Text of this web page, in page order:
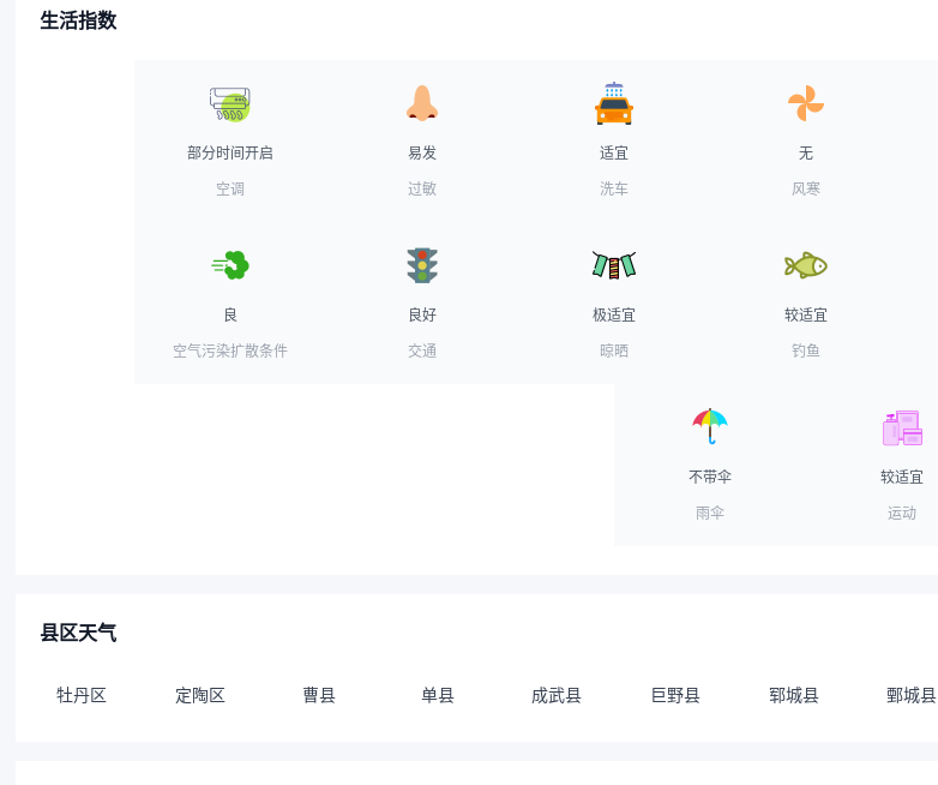
生活指数
部分时间开启
空调
易发
过敏
适宜
洗车
无
风寒
良
空气污染扩散条件
良好
交通
极适宜
晾晒
较适宜
钓鱼
不带伞
雨伞
较适宜
运动
县区天气
牡丹区 定陶区 曹县 单县 成武县 巨野县 郓城县 鄄城县